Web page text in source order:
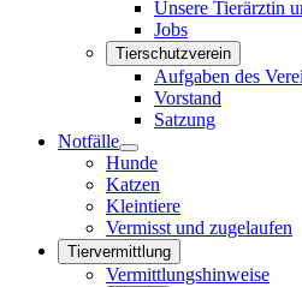
Unsere Tierärztin
Jobs
Tierschutzverein
Aufgaben des
Vorstand
Satzung
Notfälle
Hunde
Katzen
Kleintiere
Vermisst und zugelaufen
Tiervermittlung
Vermittlungshinweise